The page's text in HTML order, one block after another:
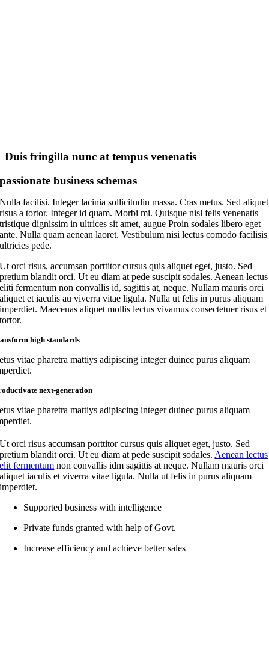
Duis fringilla nunc at tempus venenatis
passionate business schemas
Nulla facilisi. Integer lacinia sollicitudin massa. Cras metus. Sed aliquet
risus a tortor. Integer id quam. Morbi mi. Quisque nisl felis venenatis
tristique dignissim in ultrices sit amet, augue Proin sodales libero eget
ante. Nulla quam aenean laoret. Vestibulum nisi lectus comodo facilisis
ultricies pede.
Ut orci risus, accumsan porttitor cursus quis aliquet eget, justo. Sed
pretium blandit orci. Ut eu diam at pede suscipit sodales. Aenean lectus
eliti fermentum non convallis id, sagittis at, neque. Nullam mauris orci
aliquet et iaculis au viverra vitae ligula. Nulla ut felis in purus aliquam
imperdiet. Maecenas aliquet mollis lectus vivamus consectetuer risus et
tortor.
high standards
vitae pharetra mattiys adipiscing integer duinec purus aliquam
next-generation
vitae pharetra mattiys adipiscing integer duinec purus aliquam
Ut orci risus accumsan porttitor cursus quis aliquet eget, justo. Sed
pretium blandit orci. Ut eu diam at pede suscipit sodales.Aenean lectus
elit fermentum non convallis idm sagittis at neque. Nullam mauris orci
aliquet iaculis et viverra vitae ligula. Nulla ut felis in purus aliquam
imperdiet.
Supported business with intelligence
Private funds granted with help of Govt.
Increase efficiency and achieve better sales